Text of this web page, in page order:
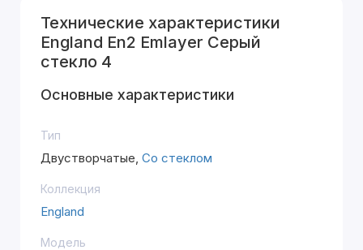
Технические характеристики
England En2 Emlayer Серый
стекло 4
Основные характеристики
Тип
Двустворчатые, Со стеклом
Коллекция
England
Модель